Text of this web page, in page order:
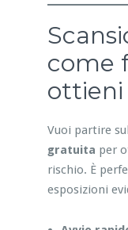
come
ottieni
Vuoi partire
gratuita per
rischio. È
esposizioni